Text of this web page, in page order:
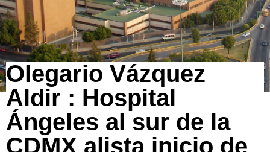
Olegario Vázquez
Aldir : Hospital
Ángeles al sur de la
CDMX alista inicio de